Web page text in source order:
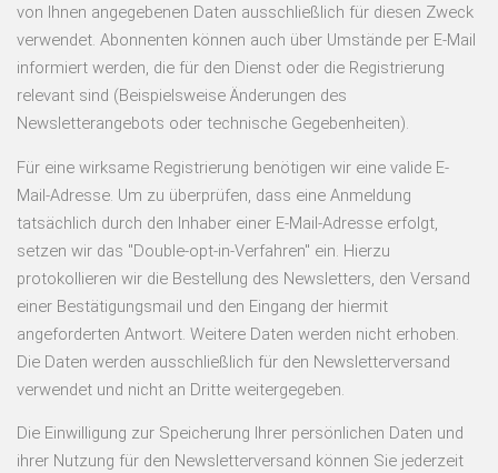
von Ihnen angegebenen Daten ausschließlich für diesen Zweck
verwendet. Abonnenten können auch über Umstände per E-Mail
informiert werden, die für den Dienst oder die Registrierung
relevant sind (Beispielsweise Änderungen des
Newsletterangebots oder technische Gegebenheiten).
Für eine wirksame Registrierung benötigen wir eine valide E-
Mail-Adresse. Um zu überprüfen, dass eine Anmeldung
tatsächlich durch den Inhaber einer E-Mail-Adresse erfolgt,
setzen wir das "Double-opt-in-Verfahren" ein. Hierzu
protokollieren wir die Bestellung des Newsletters, den Versand
einer Bestätigungsmail und den Eingang der hiermit
angeforderten Antwort. Weitere Daten werden nicht erhoben.
Die Daten werden ausschließlich für den Newsletterversand
verwendet und nicht an Dritte weitergegeben.
Die Einwilligung zur Speicherung Ihrer persönlichen Daten und
ihrer Nutzung für den Newsletterversand können Sie jederzeit